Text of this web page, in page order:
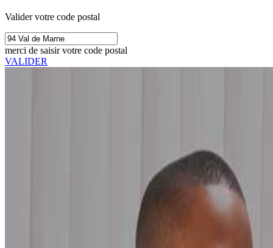
Valider votre code postal
merci de saisir votre code postal
VALIDER